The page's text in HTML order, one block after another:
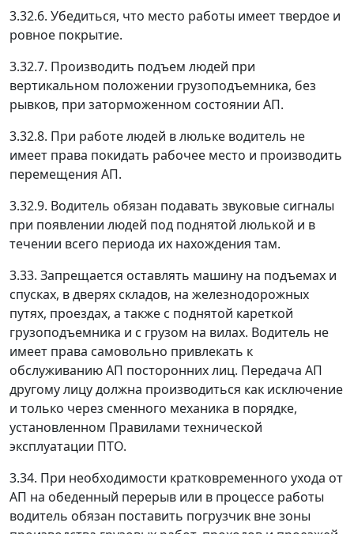
3.32.6. Убедиться, что место работы имеет твердое и
ровное покрытие.
3.32.7. Производить подъем людей при
вертикальном положении грузоподъемника, без
рывков, при заторможенном состоянии АП.
3.32.8. При работе людей в люльке водитель не
имеет права покидать рабочее место и производить
перемещения АП.
3.32.9. Водитель обязан подавать звуковые сигналы
при появлении людей под поднятой люлькой и в
течении всего периода их нахождения там.
3.33. Запрещается оставлять машину на подъемах и
спусках, в дверях складов, на железнодорожных
путях, проездах, а также с поднятой кареткой
грузоподъемника и с грузом на вилах. Водитель не
имеет права самовольно привлекать к
обслуживанию АП посторонних лиц. Передача АП
другому лицу должна производиться как исключение
и только через сменного механика в порядке,
установленном Правилами технической
эксплуатации ПТО.
3.34. При необходимости кратковременного ухода от
АП на обеденный перерыв или в процессе работы
водитель обязан поставить погрузчик вне зоны